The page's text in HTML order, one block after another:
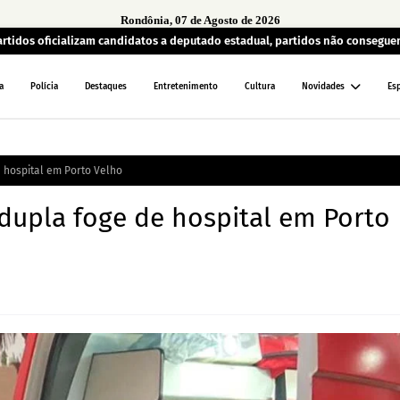
Rondônia, 07 de Agosto de 2026
oficializam candidatos a deputado estadual, partidos não
Polícia Destaques Entretenimento Cultura Novidades
em Porto Velho
foge de hospital em Porto